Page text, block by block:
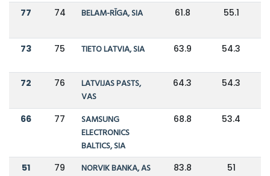
77 74 BELAM-RĪGA, SIA 61.8 55.1
73 75 TIETO LATVIA, SIA 63.9 54.3
72 76
LATVIJAS PASTS,
VAS
64.3 54.3
66 77
SAMSUNG
ELECTRONICS
BALTICS, SIA
68.8 53.4
51 79 NORVIK BANKA, AS 83.8 51